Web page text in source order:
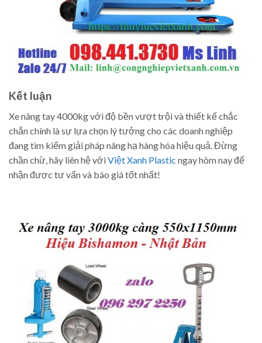
Kết luận
Xe nâng tay 4000kg với độ bền vượt trội và thiết kế chắc
chắn chính là sự lựa chọn lý tưởng cho các doanh nghiệp
đang tìm kiếm giải pháp nâng hạ hàng hóa hiệu quả. Đừng
chần chừ, hãy liên hệ vớiViệt Xanh Plastic ngay hôm nay để
nhận được tư vấn và báo giá tốt nhất!